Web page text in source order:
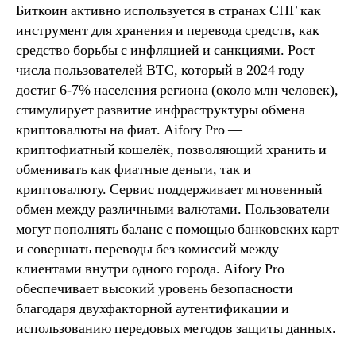
Биткоин активно используется в странах СНГ как
инструмент для хранения и перевода средств, как
средство борьбы с инфляцией и санкциями. Рост
числа пользователей BTC, который в 2024 году
достиг 6-7% населения региона (около млн человек),
стимулирует развитие инфраструктуры обмена
криптовалюты на фиат. Aifory Pro —
криптофиатный кошелёк, позволяющий хранить и
обменивать как фиатные деньги, так и
криптовалюту. Сервис поддерживает мгновенный
обмен между различными валютами. Пользователи
могут пополнять баланс с помощью банковских карт
и совершать переводы без комиссий между
клиентами внутри одного города. Aifory Pro
обеспечивает высокий уровень безопасности
благодаря двухфакторной аутентификации и
использованию передовых методов защиты данных.